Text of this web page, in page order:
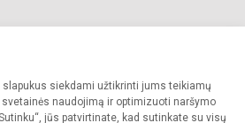
siekdami užtikrinti jums teikiamų
naudojimą ir optimizuoti naršymo
jūs patvirtinate, kad sutinkate su visų
jaunimo centras. Visos teisės saugomos.
administracijos sutikimo griežtai draudžiama.